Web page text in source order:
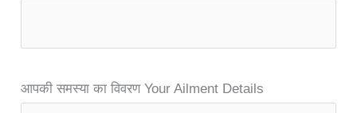
आपकी समस्या का विवरण Your Ailment Details